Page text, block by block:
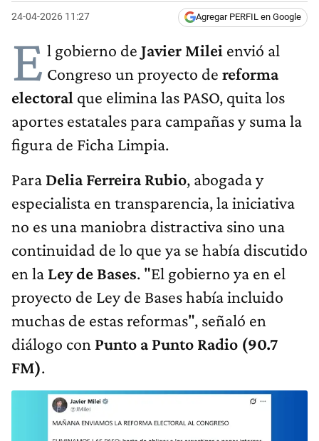
24-04-2026 11:27 Agregar PERFIL en Google
E l gobierno de Javier Milei envió al
Congreso un proyecto de reforma
electoral que elimina las PASO, quita los
aportes estatales para campañas y suma la
figura de Ficha Limpia.
Para Delia Ferreira Rubio, abogada y
especialista en transparencia, la iniciativa
no es una maniobra distractiva sino una
continuidad de lo que ya se había discutido
en la Ley de Bases. "El gobierno ya en el
proyecto de Ley de Bases había incluido
muchas de estas reformas", señaló en
diálogo con Punto a Punto Radio (90.7
FM).